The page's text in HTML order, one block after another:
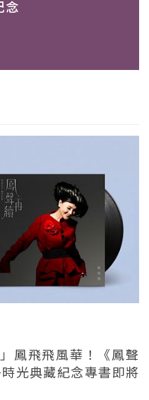
念
鳳飛飛風華！《鳳聲
光典藏紀念專書即將